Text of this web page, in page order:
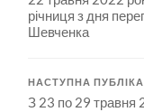
річниця з дня
Шевченка
НАСТУПНА
З 23 по 29 травня